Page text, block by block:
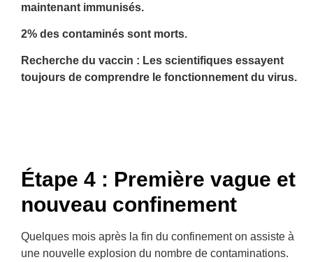
maintenant immunisés.
2% des contaminés sont morts.
Recherche du vaccin : Les scientifiques essayent
toujours de comprendre le fonctionnement du virus.
Étape 4 : Première vague et
nouveau confinement
Quelques mois après la fin du confinement on assiste à
une nouvelle explosion du nombre de contaminations.